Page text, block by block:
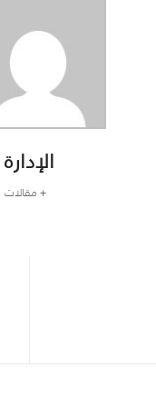
الإدارة
+ مقالات